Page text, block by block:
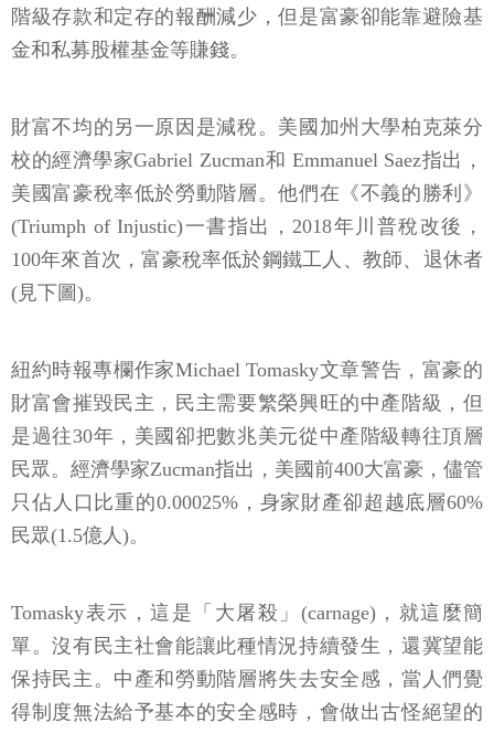
階級存款和定存的報酬減少，但是富豪卻能靠避險基
金和私募股權基金等賺錢。
財富不均的另一原因是減稅。美國加州大學柏克萊分
校的經濟學家Gabriel Zucman和 Emmanuel Saez指出，
美國富豪稅率低於勞動階層。他們在《不義的勝利》
(Triumph of Injustic)一書指出，2018年川普稅改後，
100年來首次，富豪稅率低於鋼鐵工人、教師、退休者
(見下圖)。
紐約時報專欄作家Michael Tomasky文章警告，富豪的
財富會摧毀民主，民主需要繁榮興旺的中產階級，但
是過往30年，美國卻把數兆美元從中產階級轉往頂層
民眾。經濟學家Zucman指出，美國前400大富豪，儘管
只佔人口比重的0.00025%，身家財產卻超越底層60%
民眾(1.5億人)。
Tomasky表示，這是「大屠殺」(carnage)，就這麼簡
單。沒有民主社會能讓此種情況持續發生，還冀望能
保持民主。中產和勞動階層將失去安全感，當人們覺
得制度無法給予基本的安全感時，會做出古怪絕望的